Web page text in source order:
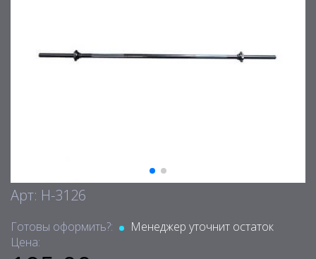
Арт: H-3126
Готовы оформить?:
Менеджер уточнит остаток
Цена: